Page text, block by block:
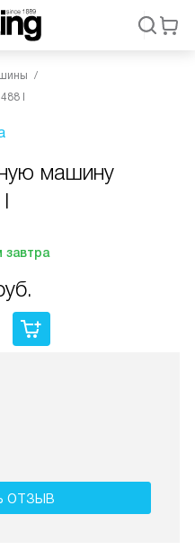
I
машину
завтра
ОТЗЫВ